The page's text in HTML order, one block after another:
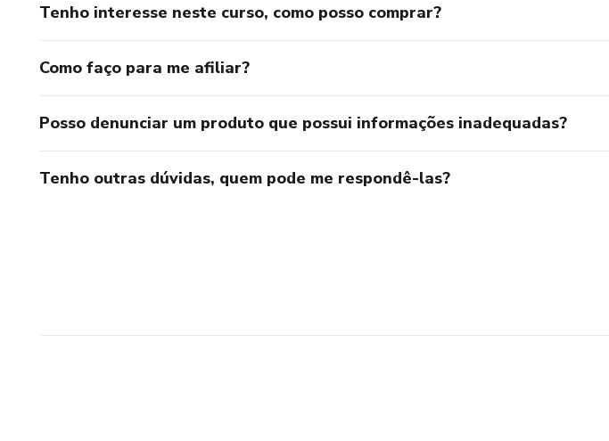
Tenho interesse neste curso, como posso comprar?
Como faço para me afiliar?
Posso denunciar um produto que possui informações inadequadas?
Tenho outras dúvidas, quem pode me respondê-las?